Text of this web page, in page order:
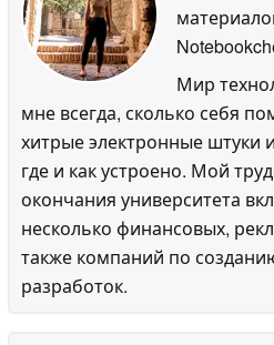
Мир
мне всегда, сколько себя
хитрые электронные штуки
где и как устроено. Мой
окончания университета
несколько финансовых,
также компаний по
разработок.